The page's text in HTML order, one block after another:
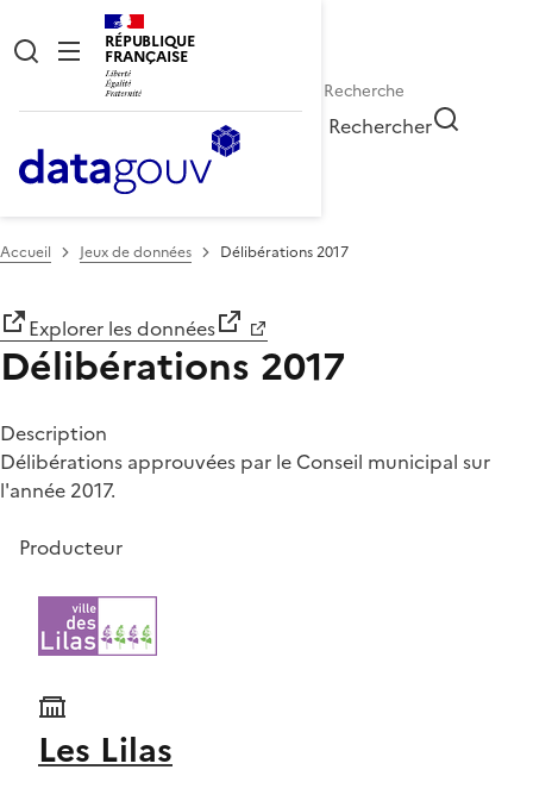
RÉPUBLIQUE
FRANÇAISE
Rechercher
Accueil Jeux de données Délibérations 2017
Explorer les données
Délibérations 2017
Description
Délibérations approuvées par le Conseil municipal sur
l'année 2017.
Producteur
Les Lilas